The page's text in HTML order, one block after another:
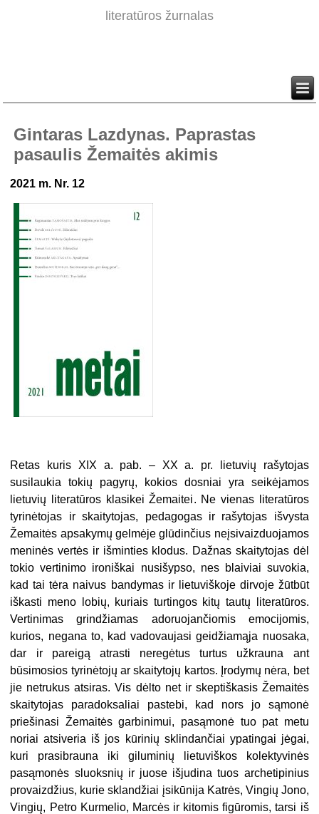
literatūros žurnalas
Gintaras Lazdynas. Paprastas
pasaulis Žemaitės akimis
2021 m. Nr. 12
Retas kuris XIX a. pab. – XX a. pr. lietuvių rašytojas
susilaukia tokių pagyrų, kokios dosniai yra seikėjamos
lietuvių literatūros klasikei Žemaitei. Ne vienas literatūros
tyrinėtojas ir skaitytojas, pedagogas ir rašytojas išvysta
Žemaitės apsakymų gelmėje glūdinčius neįsivaizduojamos
meninės vertės ir išminties klodus. Dažnas skaitytojas dėl
tokio vertinimo ironiškai nusišypso, nes blaiviai suvokia,
kad tai tėra naivus bandymas ir lietuviškoje dirvoje žūtbūt
iškasti meno lobių, kuriais turtingos kitų tautų literatūros.
Vertinimas grindžiamas adoruojančiomis emocijomis,
kurios, negana to, kad vadovaujasi geidžiamąja nuosaka,
dar ir pareigą atrasti neregėtus turtus užkrauna ant
būsimosios tyrinėtojų ar skaitytojų kartos. Įrodymų nėra, bet
jie netrukus atsiras. Vis dėlto net ir skeptiškasis Žemaitės
skaitytojas paradoksaliai pastebi, kad nors jo sąmonė
priešinasi Žemaitės garbinimui, pasąmonė tuo pat metu
noriai atsiveria iš jos kūrinių sklindančiai ypatingai jėgai,
kuri prasibrauna iki giluminių lietuviškos kolektyvinės
pasąmonės sluoksnių ir juose išjudina tuos archetipinius
provaizdžius, kurie sklandžiai įsikūnija Katrės, Vingių Jono,
Vingių, Petro Kurmelio, Marcės ir kitomis figūromis, tarsi iš